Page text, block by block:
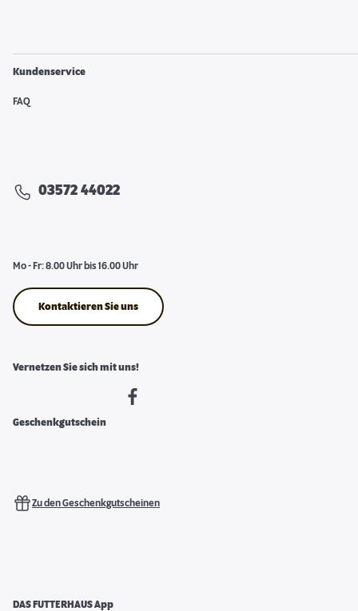
Kundenservice
FAQ
03572 44022
Mo - Fr: 8.00 Uhr bis 16.00 Uhr
Kontaktieren Sie uns
Vernetzen Sie sich mit uns!
Geschenkgutschein
Zu den Geschenkgutscheinen
DAS FUTTERHAUS App